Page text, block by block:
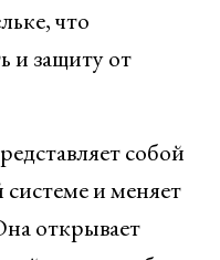
что
и защиту от
собой
и меняет
открывает